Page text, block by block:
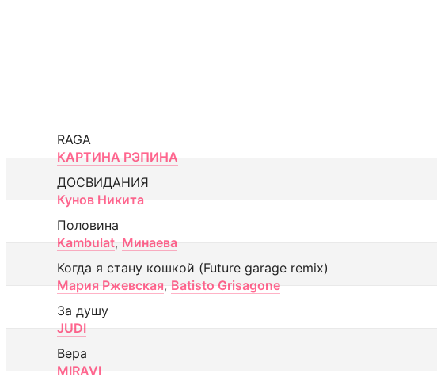
RAGA
КАРТИНА РЭПИНА
ДОСВИДАНИЯ
Кунов Никита
Половина
Kambulat, Минаева
Когда я стану кошкой (Future garage remix)
Мария Ржевская, Batisto Grisagone
За душу
JUDI
Вера
MIRAVI